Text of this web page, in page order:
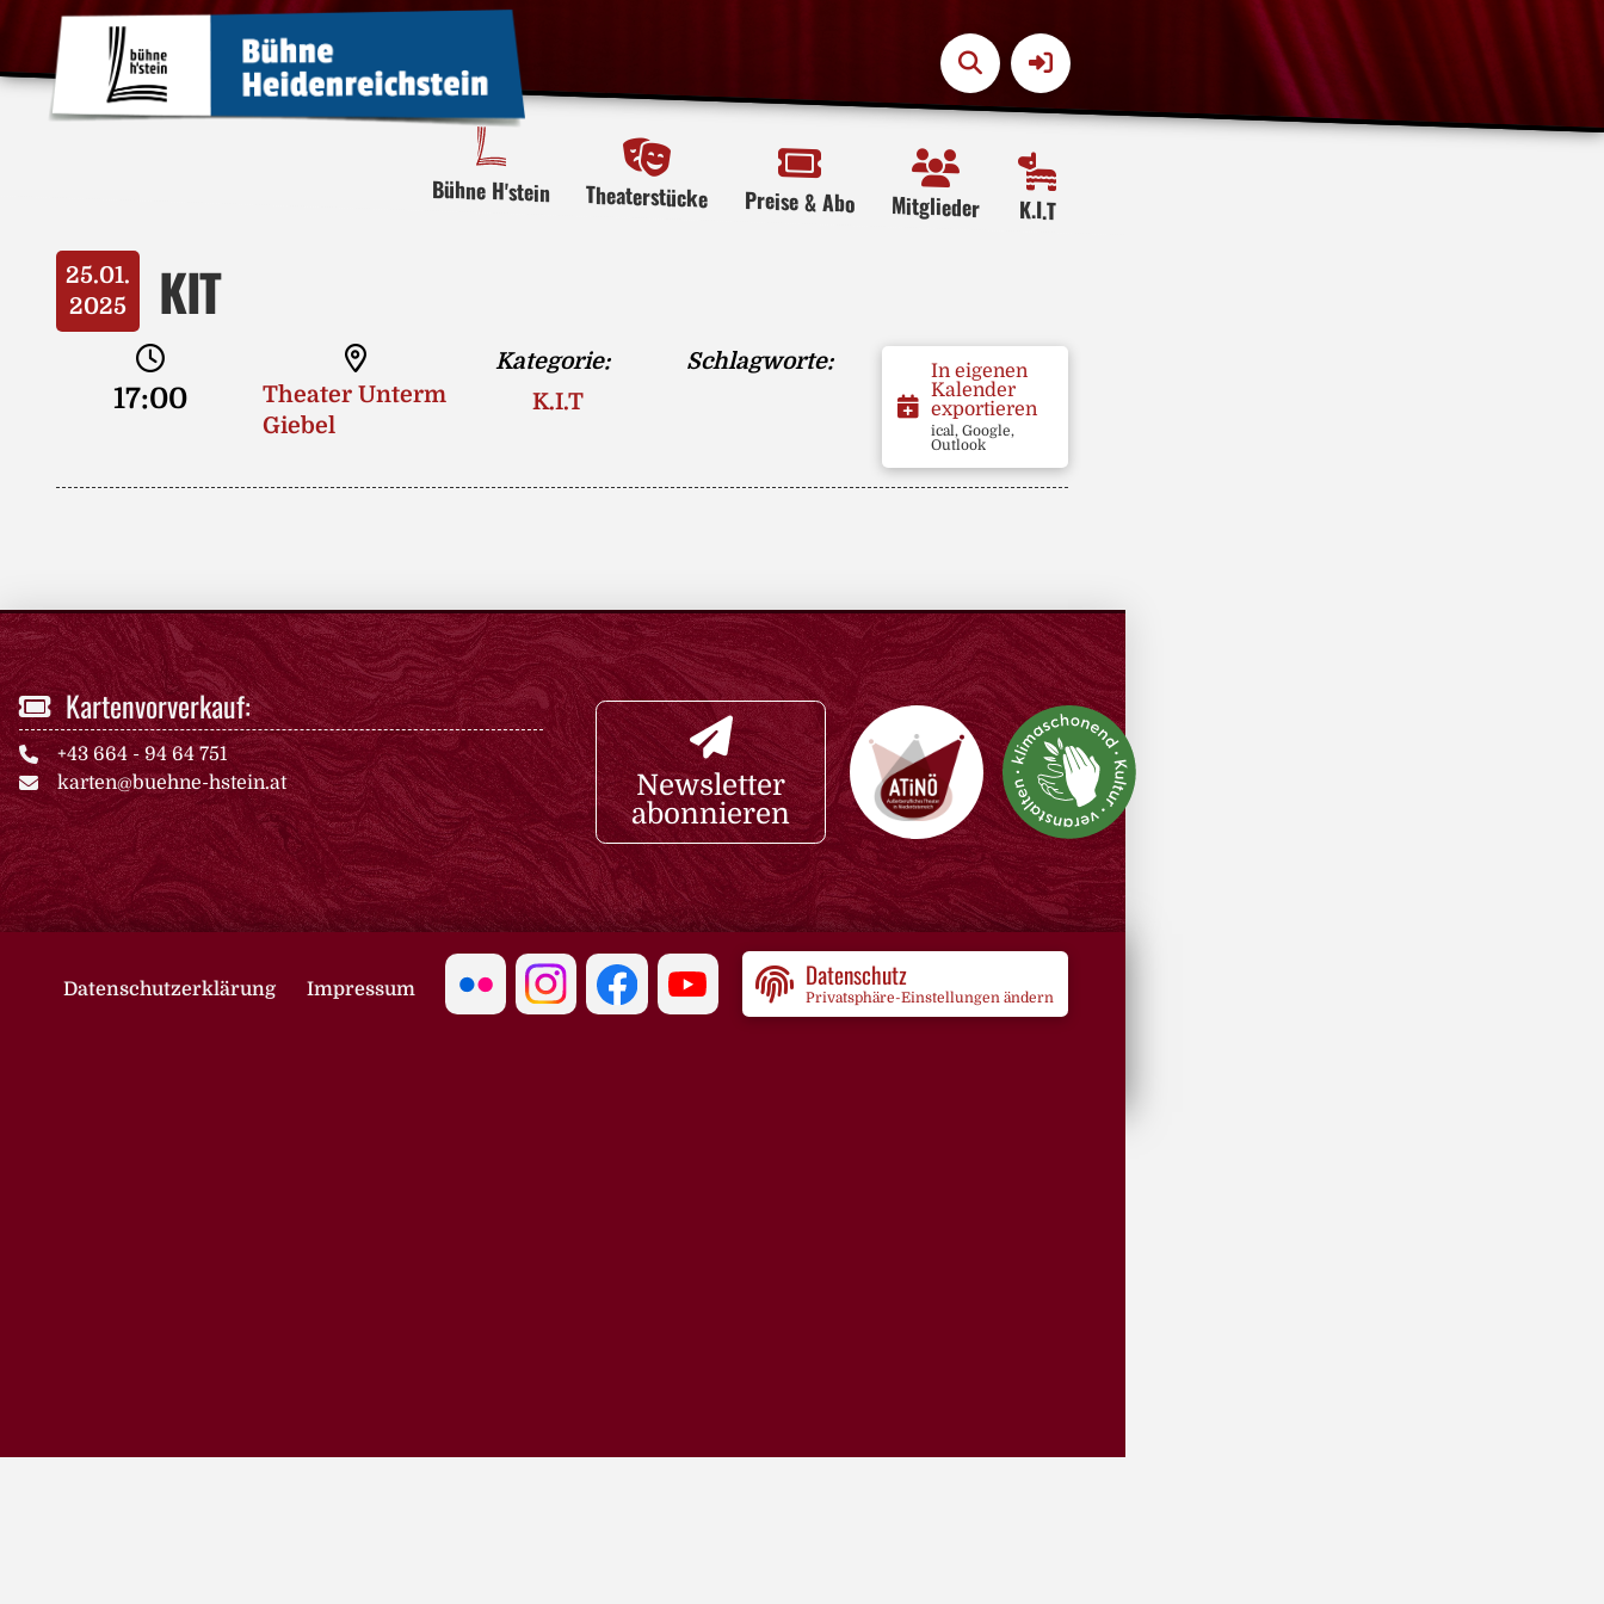
Bühne H'stein Theaterstücke Preise & Abo Mitglieder K.I.T
25.01.
2025
KIT
17:00
Theater Unterm
Giebel
Kategorie:
K.I.T
Schlagworte:
In eigenen
Kalender
exportieren
ical, Google,
Outlook
Kartenvorverkauf:
+43 664 - 94 64 751
karten@buehne-hstein.at
Newsletter
abonnieren
Datenschutzerklärung Impressum Datenschutz
Privatsphäre-Einstellungen ändern